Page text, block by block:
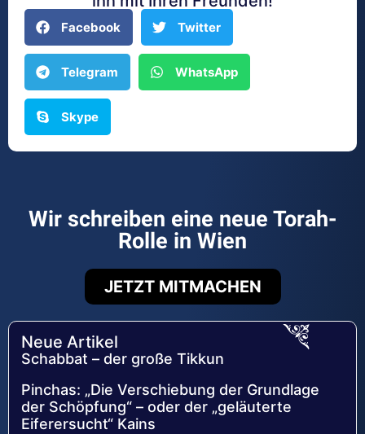
Facebook Twitter
Telegram WhatsApp
Skype
Wir schreiben eine neue Torah-
Rolle in Wien
JETZT MITMACHEN
Neue Artikel
Schabbat – der große Tikkun
Pinchas: „Die Verschiebung der Grundlage
der Schöpfung“ – oder der „geläuterte
Eiferersucht“ Kains